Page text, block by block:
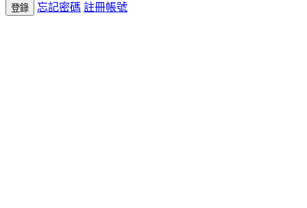
登錄 忘記密碼 註冊帳號